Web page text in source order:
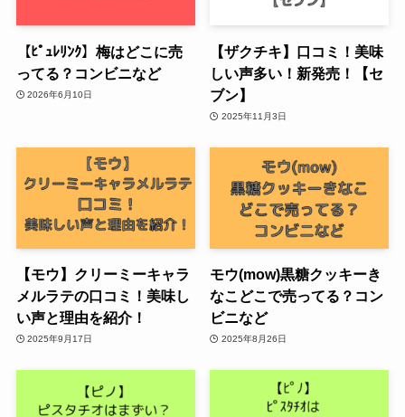
【ﾋﾟｭﾚﾘﾝｸ】梅はどこに売
ってる？コンビニなど
2026年6月10日
【ザクチキ】口コミ！美味
しい声多い！新発売！【セ
ブン】
2025年11月3日
【モウ】クリーミーキャラ
メルラテの口コミ！美味し
い声と理由を紹介！
2025年9月17日
モウ(mow)黒糖クッキーき
なこどこで売ってる？コン
ビニなど
2025年8月26日